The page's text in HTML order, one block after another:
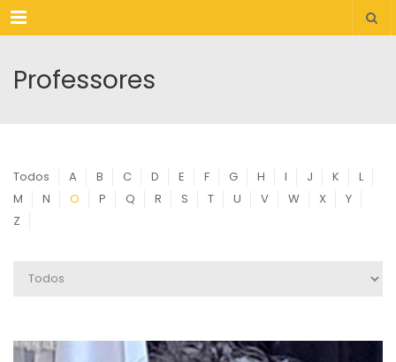
Menu
Professores
Todos A B C D E F G H I J K
L
M
N O P Q R S T U V W X
Y
Z